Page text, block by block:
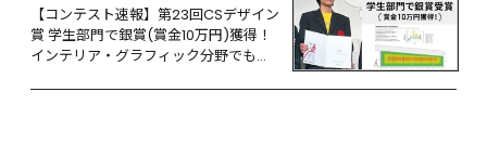
【コンテスト速報】第23回CSデザイン
賞 学生部門で銀賞(賞金10万円)獲得！
インテリア・グラフィック分野でも活